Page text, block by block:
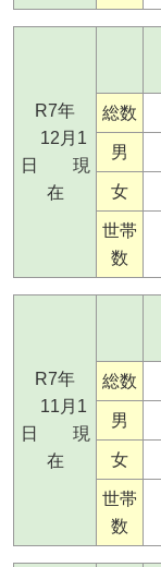
R7年
12月1
日 現
在
総数
男
女
世帯
数
R7年
11月1
日 現
在
総数
男
女
世帯
数